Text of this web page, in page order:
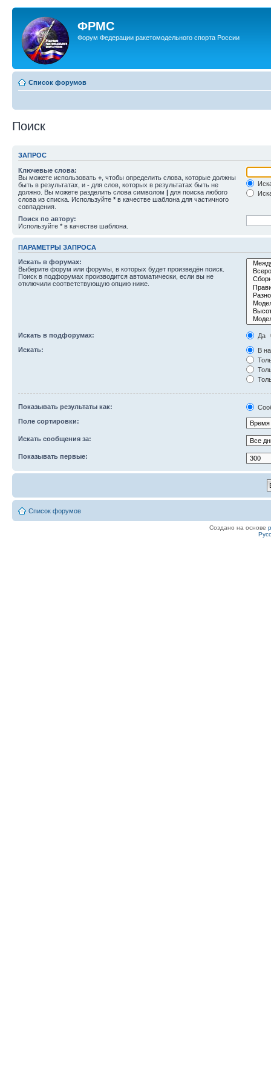
ФРМС
Форум Федерации ракетомодельного спорта России
Список форумов
Поиск
ЗАПРОС
Ключевые слова:
Вы можете использовать + , чтобы определить слова, которые должны
быть в результатах, и - для слов, которых в результатах быть не
должно. Вы можете разделить слова символом | для поиска любого
слова из списка. Используйте * в качестве шаблона для частичного
совпадения.
Поиск по автору:
Используйте * в качестве шаблона.
ПАРАМЕТРЫ ЗАПРОСА
Искать в форумах:
Выберите форум или форумы, в которых будет произведён поиск.
Поиск в подфорумах производится автоматически, если вы не
отключили соответствующую опцию ниже.
Искать в подфорумах:
Да
Искать:
В
Показывать результаты как:
Поле сортировки:
Искать сообщения за:
Показывать первые:
Список форумов
Создано на основе